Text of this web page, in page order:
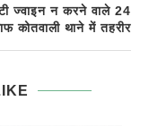
ज्वाइन न करने वाले 24
कोतवाली थाने में तहरीर